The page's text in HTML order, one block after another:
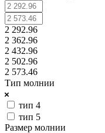
2 292.96
2 362.96
2 432.96
2 502.96
2 573.46
Тип молнии
тип 4
тип 5
Размер молнии